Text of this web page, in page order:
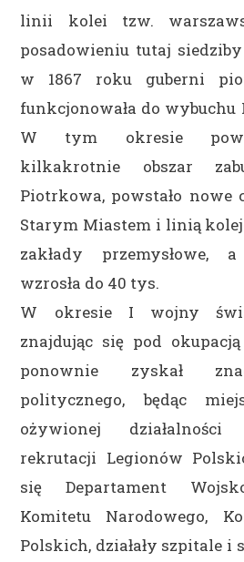
linii kolei tzw.
posadowieniu tutaj
w 1867 roku guberni
funkcjonowała do
W tym okresie
kilkakrotnie obszar
Piotrkowa, powstało nowe
Starym Miastem i linią
zakłady przemysłowe,
wzrosła do 40 tys.
W okresie I wojny
znajdując się pod
ponownie zyskał
politycznego, będąc
ożywionej
rekrutacji Legionów
się Departament
Komitetu Narodowego,
Polskich, działały szpitale i